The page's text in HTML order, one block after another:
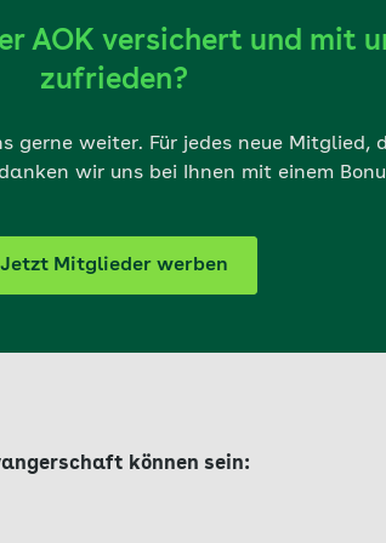
AOK versichert und mit
zufrieden?
gerne weiter. Für jedes neue Mitglied,
wir uns bei Ihnen mit einem
Jetzt Mitglieder werben
können sein: